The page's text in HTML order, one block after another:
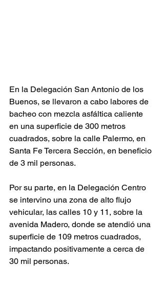
En la Delegación San Antonio de los
Buenos, se llevaron a cabo labores de
bacheo con mezcla asfáltica caliente
en una superficie de 300 metros
cuadrados, sobre la calle Palermo, en
Santa Fe Tercera Sección, en beneficio
de 3 mil personas.
Por su parte, en la Delegación Centro
se intervino una zona de alto flujo
vehicular, las calles 10 y 11, sobre la
avenida Madero, donde se atendió una
superficie de 109 metros cuadrados,
impactando positivamente a cerca de
30 mil personas.